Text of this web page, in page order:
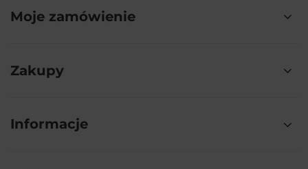
Moje zamówienie
Zakupy
Informacje